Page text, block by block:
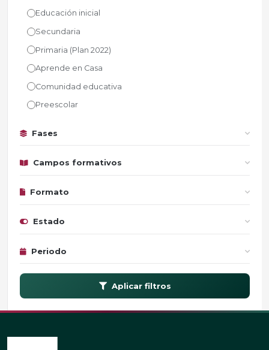
Educación inicial
Secundaria
Primaria (Plan 2022)
Aprende en Casa
Comunidad educativa
Preescolar
Fases
Campos formativos
Formato
Estado
Periodo
Aplicar filtros